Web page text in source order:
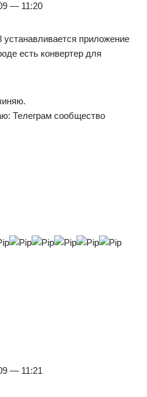
— 11:20
приложение
есть конвертер для
Телеграм сообщество
— 11:21